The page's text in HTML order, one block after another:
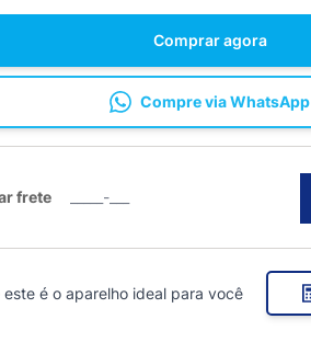
Comprar agora
Compre via WhatsApp
frete
este é o aparelho ideal para você